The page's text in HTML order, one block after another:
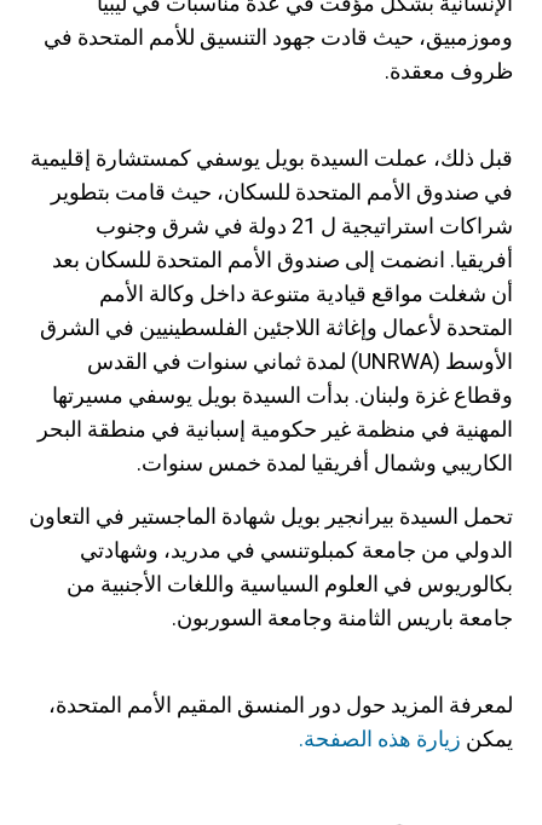
وموزمبيق، حيث قادت جهود التنسيق للأمم المتحدة في
ظروف معقدة.
قبل ذلك، عملت السيدة بويل يوسفي كمستشارة إقليمية
في صندوق الأمم المتحدة للسكان، حيث قامت بتطوير
شراكات استراتيجية ل 21 دولة في شرق وجنوب
أفريقيا. انضمت إلى صندوق الأمم المتحدة للسكان بعد
أن شغلت مواقع قيادية متنوعة داخل وكالة الأمم
المتحدة لأعمال وإغاثة اللاجئين الفلسطينيين في الشرق
الأوسط (UNRWA) لمدة ثماني سنوات في القدس
وقطاع غزة ولبنان. بدأت السيدة بويل يوسفي مسيرتها
المهنية في منظمة غير حكومية إسبانية في منطقة البحر
الكاريبي وشمال أفريقيا لمدة خمس سنوات.
تحمل السيدة بيرانجير بويل شهادة الماجستير في التعاون
الدولي من جامعة كمبلوتنسي في مدريد، وشهادتي
بكالوريوس في العلوم السياسية واللغات الأجنبية من
جامعة باريس الثامنة وجامعة السوربون.
لمعرفة المزيد حول دور المنسق المقيم الأمم المتحدة،
يمكن زيارة هذه الصفحة.